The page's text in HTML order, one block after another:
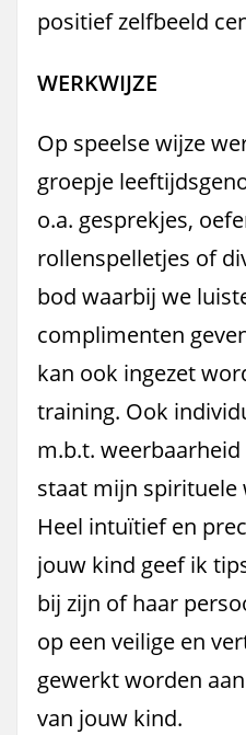
positief zelfbeeld
WERKWIJZE
Op speelse wijze
groepje
o.a. gesprekjes,
rollenspelletjes of
bod waarbij we
complimenten
kan ook ingezet
training. Ook
m.b.t.
staat mijn spirituele
Heel intuïtief en
jouw kind geef ik
bij zijn of haar
op een veilige en
gewerkt worden
van jouw kind.